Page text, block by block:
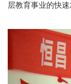
层教育事业的快速